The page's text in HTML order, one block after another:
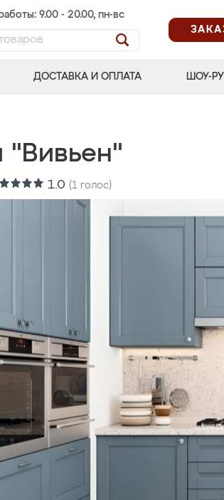
9.00 - 20.00, пн-вс
ДОСТАВКА И ОПЛАТА ШОУ-
"Вивьен"
1.0 (1 голос)